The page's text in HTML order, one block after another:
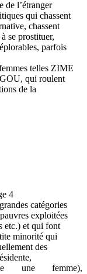
de l’étranger
qui chassent
chassent
se prostituer,
parfois
telles ZIME
qui roulent
de la
4
catégories
exploitées
etc.) et qui font
minorité qui
des
une femme),